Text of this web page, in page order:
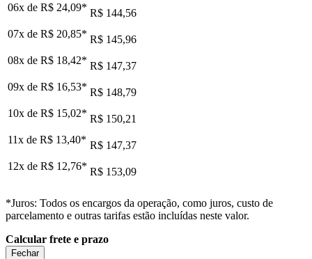
06x de R$ 24,09* R$ 144,56
07x de R$ 20,85* R$ 145,96
08x de R$ 18,42* R$ 147,37
09x de R$ 16,53* R$ 148,79
10x de R$ 15,02* R$ 150,21
11x de R$ 13,40* R$ 147,37
12x de R$ 12,76* R$ 153,09
*Juros: Todos os encargos da operação, como juros, custo de
parcelamento e outras tarifas estão incluídas neste valor.
Calcular frete e prazo
Fechar